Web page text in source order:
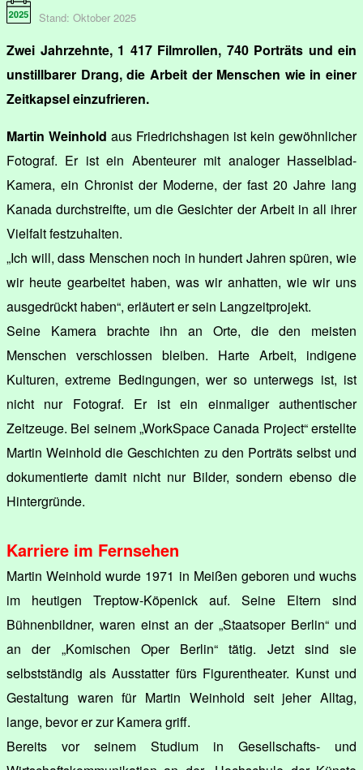
Stand: Oktober 2025
Zwei Jahrzehnte, 1 417 Filmrollen, 740 Porträts und ein
unstillbarer Drang, die Arbeit der Menschen wie in einer
Zeitkapsel einzufrieren.
Martin Weinhold aus Friedrichshagen ist kein gewöhnlicher
Fotograf. Er ist ein Abenteurer mit analoger Hasselblad-
Kamera, ein Chronist der Moderne, der fast 20 Jahre lang
Kanada durchstreifte, um die Gesichter der Arbeit in all ihrer
Vielfalt festzuhalten.
„Ich will, dass Menschen noch in hundert Jahren spüren, wie
wir heute gearbeitet haben, was wir anhatten, wie wir uns
ausgedrückt haben“, erläutert er sein Langzeitprojekt.
Seine Kamera brachte ihn an Orte, die den meisten
Menschen verschlossen bleiben. Harte Arbeit, indigene
Kulturen, extreme Bedingungen, wer so unterwegs ist, ist
nicht nur Fotograf. Er ist ein einmaliger authentischer
Zeitzeuge. Bei seinem „WorkSpace Canada Project“ erstellte
Martin Weinhold die Geschichten zu den Porträts selbst und
dokumentierte damit nicht nur Bilder, sondern ebenso die
Hintergründe.
Karriere im Fernsehen
Martin Weinhold wurde 1971 in Meißen geboren und wuchs
im heutigen Treptow-Köpenick auf. Seine Eltern sind
Bühnenbildner, waren einst an der „Staatsoper Berlin“ und
an der „Komischen Oper Berlin“ tätig. Jetzt sind sie
selbstständig als Ausstatter fürs Figurentheater. Kunst und
Gestaltung waren für Martin Weinhold seit jeher Alltag,
lange, bevor er zur Kamera griff.
Bereits vor seinem Studium in Gesellschafts- und